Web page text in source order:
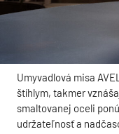
Umyvadlová misa
štíhlym, takmer
smaltovanej oceli
udržateľnosť a